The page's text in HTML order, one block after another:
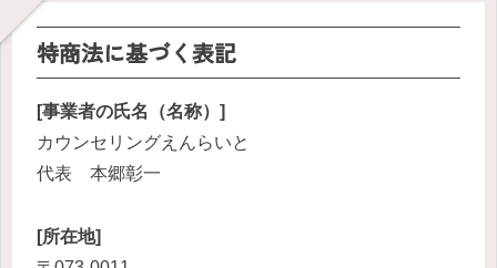
特商法に基づく表記
[事業者の氏名（名称）]
カウンセリングえんらいと
代表 本郷彰一
[所在地]